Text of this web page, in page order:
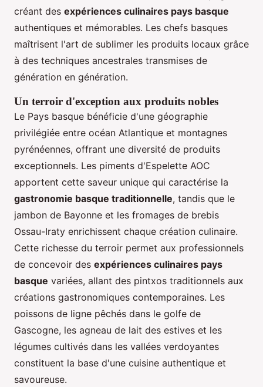
créant des expériences culinaires pays basque
authentiques et mémorables. Les chefs basques
maîtrisent l'art de sublimer les produits locaux grâce
à des techniques ancestrales transmises de
génération en génération.
Un terroir d'exception aux produits nobles
Le Pays basque bénéficie d'une géographie
privilégiée entre océan Atlantique et montagnes
pyrénéennes, offrant une diversité de produits
exceptionnels. Les piments d'Espelette AOC
apportent cette saveur unique qui caractérise la
gastronomie basque traditionnelle, tandis que le
jambon de Bayonne et les fromages de brebis
Ossau-Iraty enrichissent chaque création culinaire.
Cette richesse du terroir permet aux professionnels
de concevoir des expériences culinaires pays
basque variées, allant des pintxos traditionnels aux
créations gastronomiques contemporaines. Les
poissons de ligne pêchés dans le golfe de
Gascogne, les agneau de lait des estives et les
légumes cultivés dans les vallées verdoyantes
constituent la base d'une cuisine authentique et
savoureuse.